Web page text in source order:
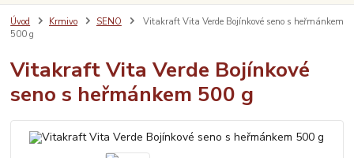
Úvod Krmivo SENO
Vitakraft Vita Verde Bojínkové seno s heřmánkem
500 g
Vitakraft Vita Verde Bojínkové
seno s heřmánkem 500 g